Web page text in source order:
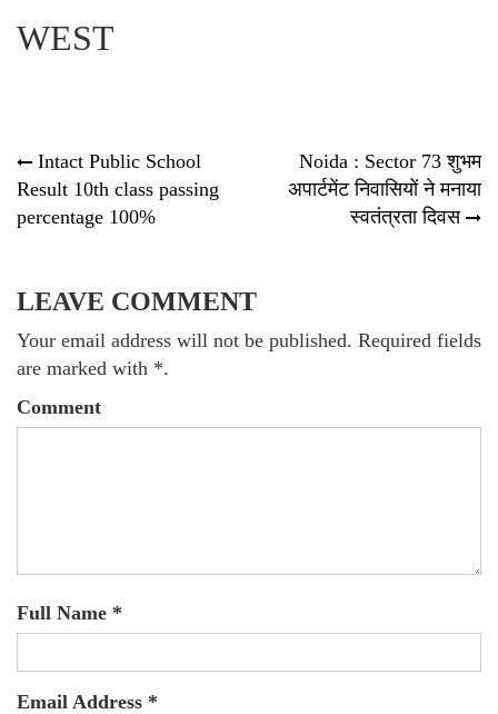
WEST
Post
navigation
Intact Public School
Result 10th class passing
percentage 100%
Noida : Sector 73 शुभम
अपार्टमेंट निवासियों ने मनाया
स्वतंत्रता दिवस
LEAVE COMMENT
Your email address will not be published. Required fields
are marked with *.
Comment
Full Name *
Email Address *